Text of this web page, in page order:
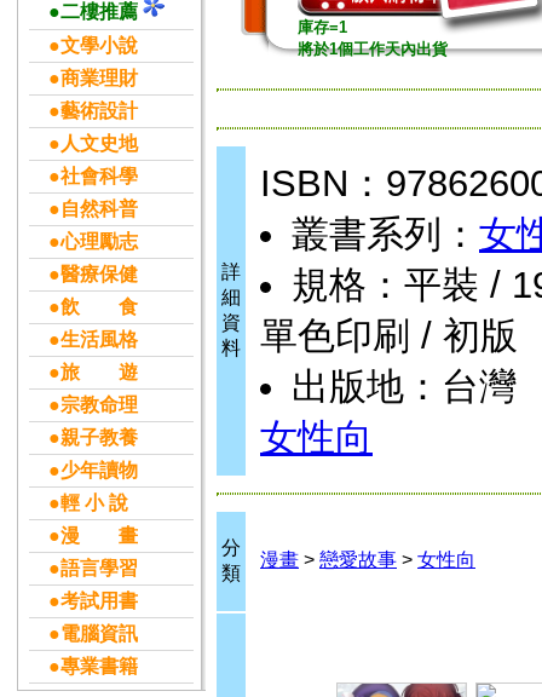
●二樓推薦
●文學小說
●商業理財
●藝術設計
●人文史地
●社會科學
●自然科普
●心理勵志
●醫療保健
●飲 食
●生活風格
●旅 遊
●宗教命理
●親子教養
●少年讀物
●輕 小 說
●漫 畫
●語言學習
●考試用書
●電腦資訊
●專業書籍
庫存=1
將於1個工作天內出貨
詳
細
資
料
ISBN：
叢書系列： 女
規格：平裝 /
單色印刷 / 初版
出版地：台灣
女性向
分
類
漫畫 > 戀愛故事 > 女性向